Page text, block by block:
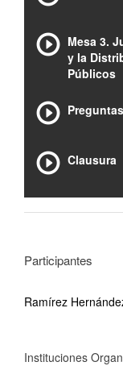
Mesa 3.
y la
Públicos
Clausura
Participantes
Ramírez
Instituciones